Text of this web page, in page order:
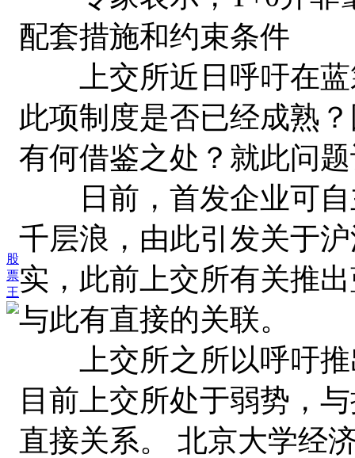
股
票
王
配套措施和约束条件
上交所近日呼吁在蓝
此项制度是否已经成熟
有何借鉴之处？就此问
日前，首发企业可自
千层浪，由此引发关于
实，此前上交所有关推
与此有直接的关联。
上交所之所以呼吁推
目前上交所处于弱势，
直接关系。 北京大学经